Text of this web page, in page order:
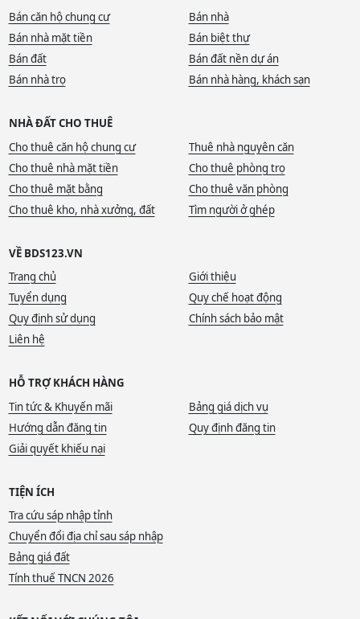
Bán căn hộ chung cư
Bán nhà
Bán nhà mặt tiền
Bán biệt thự
Bán đất
Bán đất nền dự án
Bán nhà trọ
Bán nhà hàng, khách sạn
NHÀ ĐẤT CHO THUÊ
Cho thuê căn hộ chung cư
Thuê nhà nguyên căn
Cho thuê nhà mặt tiền
Cho thuê phòng trọ
Cho thuê mặt bằng
Cho thuê văn phòng
Cho thuê kho, nhà xưởng, đất
Tìm người ở ghép
VỀ BDS123.VN
Trang chủ
Giới thiệu
Tuyển dụng
Quy chế hoạt động
Quy định sử dụng
Chính sách bảo mật
Liên hệ
HỖ TRỢ KHÁCH HÀNG
Tin tức & Khuyến mãi
Bảng giá dịch vụ
Hướng dẫn đăng tin
Quy định đăng tin
Giải quyết khiếu nại
TIỆN ÍCH
Tra cứu sáp nhập tỉnh
Chuyển đổi địa chỉ sau sáp nhập
Bảng giá đất
Tính thuế TNCN 2026